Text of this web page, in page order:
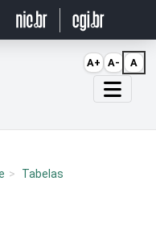
Tabelas
A+ A- A